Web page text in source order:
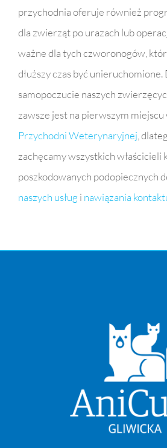
przychodnia oferuje również
dla zwierząt po urazach lub
ważne dla tych czworonogów,
dłuższy czas być unieruchomione.
samopoczucie naszych
zawsze jest na pierwszym
Przychodni Weterynaryjnej,
zachęcamy wszystkich właścicieli
poszkodowanych podopiecznych
naszych usług i nawiązania